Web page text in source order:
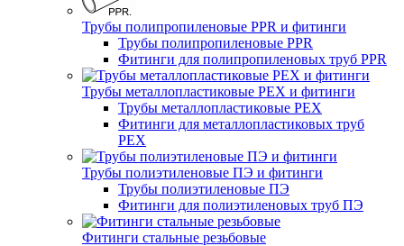
Трубы полипропиленовые PPR и фитинги
Трубы полипропиленовые PPR
Фитинги для полипропиленовых труб PPR
Трубы металлопластиковые PEX и фитинги
Трубы металлопластиковые PEX
Фитинги для металлопластиковых труб
PEX
Трубы полиэтиленовые ПЭ и фитинги
Трубы полиэтиленовые ПЭ
Фитинги для полиэтиленовых труб ПЭ
Фитинги стальные резьбовые